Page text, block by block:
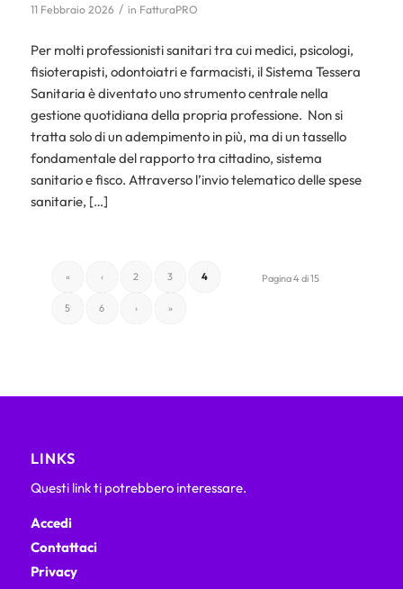
11 Febbraio 2026 / in FatturaPRO
Per molti professionisti sanitari tra cui medici, psicologi,
fisioterapisti, odontoiatri e farmacisti, il Sistema Tessera
Sanitaria è diventato uno strumento centrale nella
gestione quotidiana della propria professione. Non si
tratta solo di un adempimento in più, ma di un tassello
fondamentale del rapporto tra cittadino, sistema
sanitario e fisco. Attraverso l’invio telematico delle spese
sanitarie, […]
Pagina 4 di 15
« ‹ 2 3 4
5 6 › »
LINKS
Questi link ti potrebbero interessare.
Accedi
Contattaci
Privacy